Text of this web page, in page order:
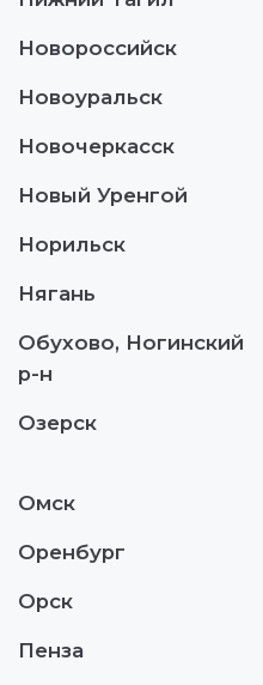
Новороссийск
Новоуральск
Новочеркасск
Новый Уренгой
Норильск
Нягань
Обухово, Ногинский
р-н
Озерск
Омск
Оренбург
Орск
Пенза